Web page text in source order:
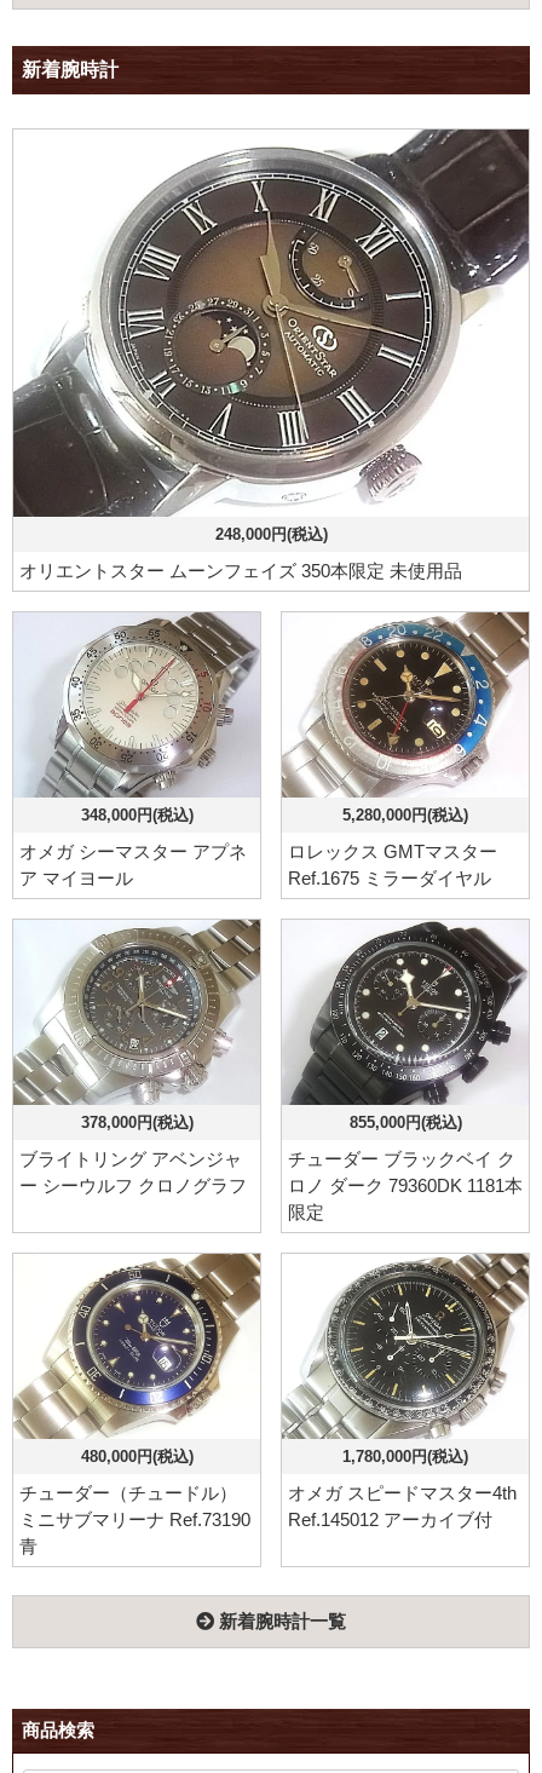
新着腕時計
248,000円(税込)
オリエントスター ムーンフェイズ 350本限定 未使用品
348,000円(税込)
オメガ シーマスター アプネ
ア マイヨール
5,280,000円(税込)
ロレックス GMTマスター
Ref.1675 ミラーダイヤル
378,000円(税込)
ブライトリング アベンジャ
ー シーウルフ クロノグラフ
855,000円(税込)
チューダー ブラックベイ ク
ロノ ダーク 79360DK 1181本
限定
480,000円(税込)
チューダー（チュードル）
ミニサブマリーナ Ref.73190
青
1,780,000円(税込)
オメガ スピードマスター4th
Ref.145012 アーカイブ付
新着腕時計一覧
商品検索